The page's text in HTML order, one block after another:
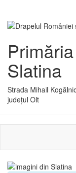
Slatina
Strada Mihail
județul Olt